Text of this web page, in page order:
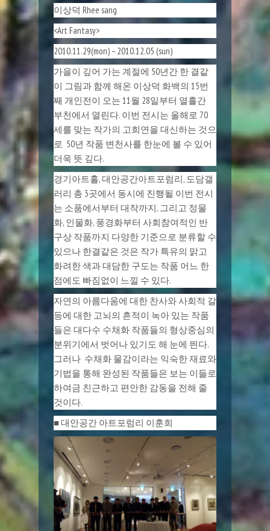
이상덕 Rhee sang
<Art Fantasy>
2010.11.29(mon) – 2010.12.05 (sun)
가을이 깊어 가는 계절에 50년간 한 결같
이 그림과 함께 해온 이상덕 화백의 15번
째 개인전이 오는 11월 28일부터 열흘간
부천에서 열린다. 이번 전시는 올해로 70
세를 맞는 작가의 고희연을 대신하는 것으
로 50년 작품 변천사를 한눈에 볼 수 있어
더욱 뜻 깊다.
경기아트홀, 대안공간아트포럼리, 도담갤
러리 총 3곳에서 동시에 진행될 이번 전시
는 소품에서부터 대작까지, 그리고 정물
화, 인물화, 풍경화부터 사회참여적인 반
구상 작품까지 다양한 기준으로 분류할 수
있으나 한결같은 것은 작가 특유의 맑고
화려한 색과 대담한 구도는 작품 어느 한
점에도 빠짐없이 느낄 수 있다.
자연의 아름다움에 대한 찬사와 사회적 갈
등에 대한 고뇌의 흔적이 녹아 있는 작품
들은 대다수 수채화 작품들의 형상중심의
분위기에서 벗어나 있기도 해 눈에 띈다.
그러나 수채화 물감이라는 익숙한 재료와
기법을 통해 완성된 작품들은 보는 이들로
하여금 친근하고 편안한 감동을 전해 줄
것이다.
■ 대안공간 아트포럼리 이훈희